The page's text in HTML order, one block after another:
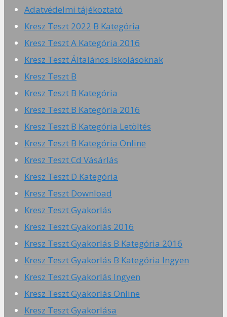
Adatvédelmi tájékoztató
Kresz Teszt 2022 B Kategória
Kresz Teszt A Kategória 2016
Kresz Teszt Általános Iskolásoknak
Kresz Teszt B
Kresz Teszt B Kategória
Kresz Teszt B Kategória 2016
Kresz Teszt B Kategória Letöltés
Kresz Teszt B Kategória Online
Kresz Teszt Cd Vásárlás
Kresz Teszt D Kategória
Kresz Teszt Download
Kresz Teszt Gyakorlás
Kresz Teszt Gyakorlás 2016
Kresz Teszt Gyakorlás B Kategória 2016
Kresz Teszt Gyakorlás B Kategória Ingyen
Kresz Teszt Gyakorlás Ingyen
Kresz Teszt Gyakorlás Online
Kresz Teszt Gyakorlása